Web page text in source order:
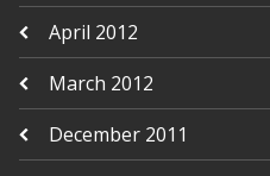
April 2012
March 2012
December 2011